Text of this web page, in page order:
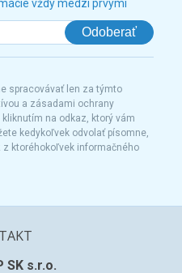
vždy medzi prvými
Odoberať
spracovávať len za týmto
a zásadami ochrany
na odkaz, ktorý vám
kedykoľvek odvolať písomne,
ktoréhokoľvek informačného
SK s.r.o.